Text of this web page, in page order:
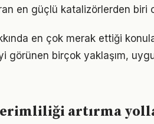
en güçlü katalizörlerden biri
en çok merak ettiği
görünen birçok yaklaşım,
artırma